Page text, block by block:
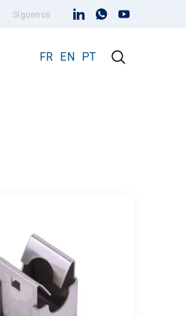
Síguenos
FR EN PT